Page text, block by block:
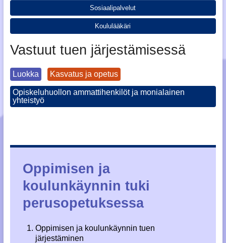
Sosiaalipalvelut
Koululääkäri
Vastuut tuen järjestämisessä
Luokka Kasvatus ja opetus
Opiskeluhuollon ammattihenkilöt ja monialainen
yhteistyö
Oppimisen ja
koulunkäynnin tuki
perusopetuksessa
Oppimisen ja koulunkäynnin tuen
järjestäminen